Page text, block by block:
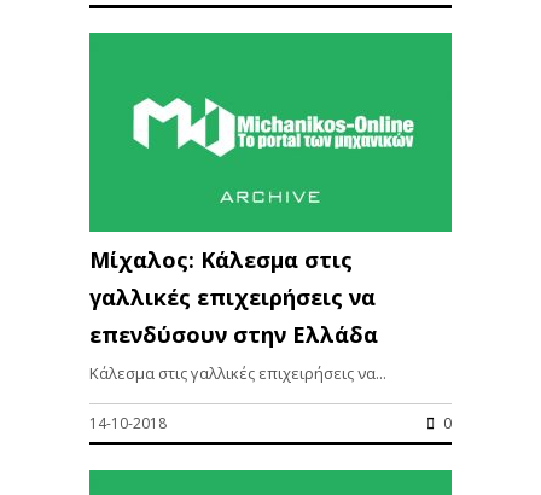
Μίχαλος: Κάλεσμα στις
γαλλικές επιχειρήσεις να
επενδύσουν στην Ελλάδα
Κάλεσμα στις γαλλικές επιχειρήσεις να...
14-10-2018 0